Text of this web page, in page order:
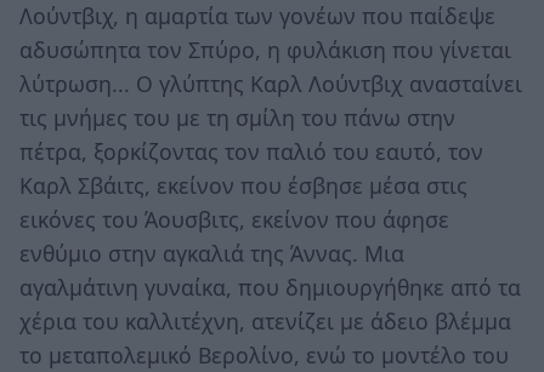
Λούντβιχ, η αμαρτία των γονέων που παίδεψε
αδυσώπητα τον Σπύρο, η φυλάκιση που γίνεται
λύτρωση... Ο γλύπτης Καρλ Λούντβιχ ανασταίνει
τις μνήμες του με τη σμίλη του πάνω στην
πέτρα, ξορκίζοντας τον παλιό του εαυτό, τον
Καρλ Σβάιτς, εκείνον που έσβησε μέσα στις
εικόνες του Άουσβιτς, εκείνον που άφησε
ενθύμιο στην αγκαλιά της Άννας. Μια
αγαλμάτινη γυναίκα, που δημιουργήθηκε από τα
χέρια του καλλιτέχνη, ατενίζει με άδειο βλέμμα
το μεταπολεμικό Βερολίνο, ενώ το μοντέλο του